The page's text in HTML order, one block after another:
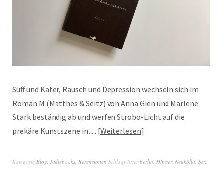
Suff und Kater, Rausch und Depression wechseln sich im
Roman M (Matthes & Seitz) von Anna Gien und Marlene
Stark beständig ab und werfen Strobo-Licht auf die
prekäre Kunstszene in… Weiterlesen
Kategorie Blog Indiebooks Rezensionen Schlagwörterberlin Hipster, Neukölln Sex